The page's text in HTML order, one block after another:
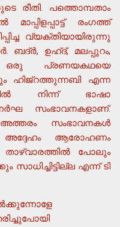
രീതി. പത്തൊമ്പതാം
രംഗത്ത്
വ്യക്തിയായിരുന്നു
ബദ്ര്‍, ഉഹ്ദ്, മലപ്പുറം,
ഒരു പ്രണയകഥയെ
ഹിജ്റത്തുന്നബി എന്ന
നിന്ന് ഭാഷാ
സംഭാവനകളാണ്.
സംഭാവനകള്‍
ആരോഹണം
പോലും
സാധിച്ചിട്ടില്ല എന്ന് ടി